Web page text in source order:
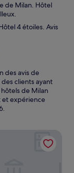
de Milan. Hôtel
4 étoiles. Avis
des avis de
clients ayant
de Milan
expérience
.